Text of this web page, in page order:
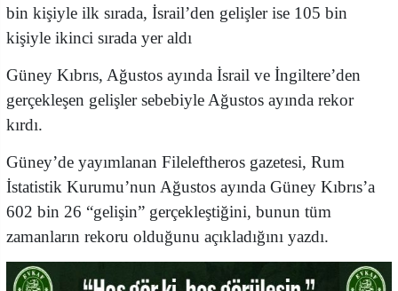
bin kişiyle ilk sırada, İsrail’den gelişler ise 105 bin
kişiyle ikinci sırada yer aldı
Güney Kıbrıs, Ağustos ayında İsrail ve İngiltere’den
gerçekleşen gelişler sebebiyle Ağustos ayında rekor
kırdı.
Güney’de yayımlanan Fileleftheros gazetesi, Rum
İstatistik Kurumu’nun Ağustos ayında Güney Kıbrıs’a
602 bin 26 “gelişin” gerçekleştiğini, bunun tüm
zamanların rekoru olduğunu açıkladığını yazdı.